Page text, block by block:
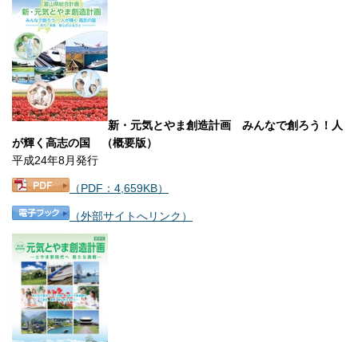
新・元気とやま創造計画 みんなで創ろう！人
が輝く高志の国 （概要版）
平成24年8月発行
（PDF：4,659KB）
（外部サイトへリンク）